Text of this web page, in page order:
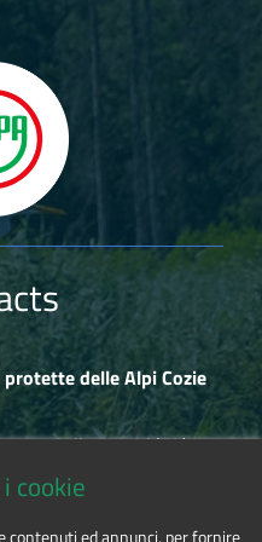
delle Alpi Cozie
Salbertrand (TO)
cookie